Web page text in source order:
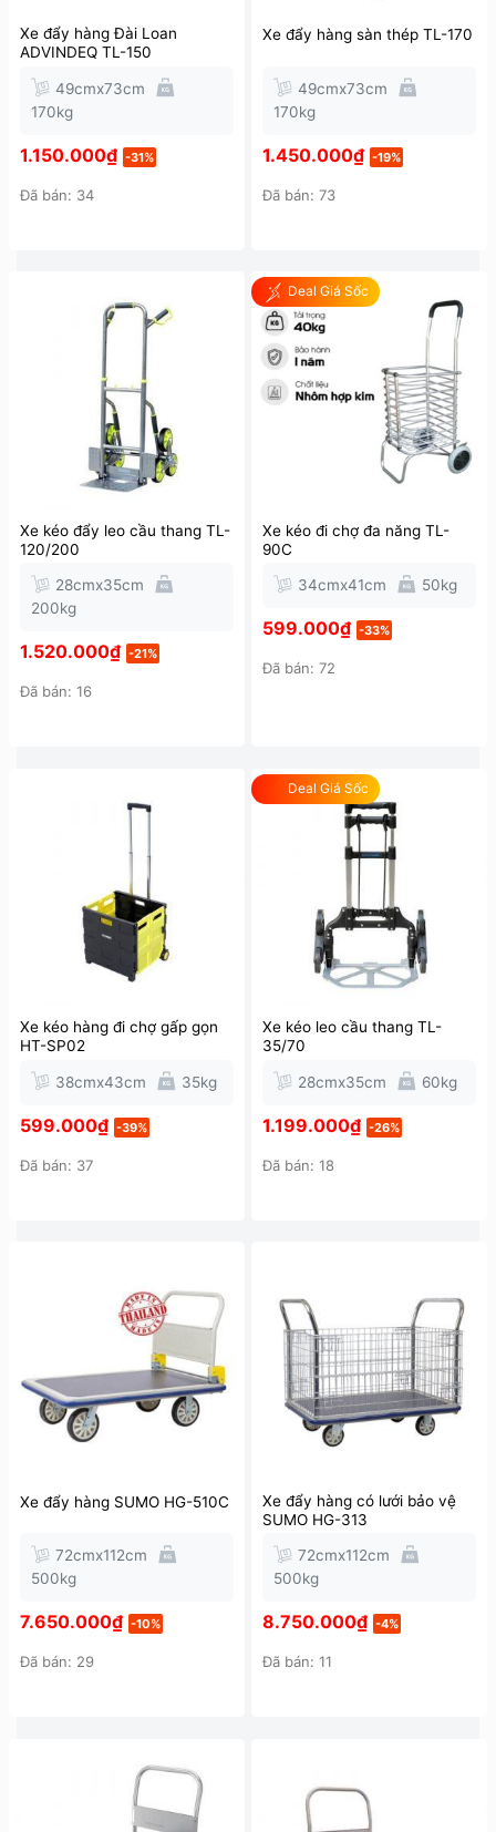
Xe đẩy hàng Đài Loan
ADVINDEQ TL-150
49cmx73cm
170kg
1.150.000₫ -31%
Đã bán: 34
Xe đẩy hàng sàn thép TL-170
49cmx73cm
170kg
1.450.000₫ -19%
Đã bán: 73
Xe kéo đẩy leo cầu thang TL-
120/200
28cmx35cm
200kg
1.520.000₫ -21%
Đã bán: 16
Deal Giá Sốc
Xe kéo đi chợ đa năng TL-
90C
34cmx41cm 50kg
599.000₫ -33%
Đã bán: 72
Xe kéo hàng đi chợ gấp gọn
HT-SP02
38cmx43cm 35kg
599.000₫ -39%
Đã bán: 37
Deal Giá Sốc
Xe kéo leo cầu thang TL-
35/70
28cmx35cm 60kg
1.199.000₫ -26%
Đã bán: 18
Xe đẩy hàng SUMO HG-510C
72cmx112cm
500kg
7.650.000₫ -10%
Đã bán: 29
Xe đẩy hàng có lưới bảo vệ
SUMO HG-313
72cmx112cm
500kg
8.750.000₫ -4%
Đã bán: 11